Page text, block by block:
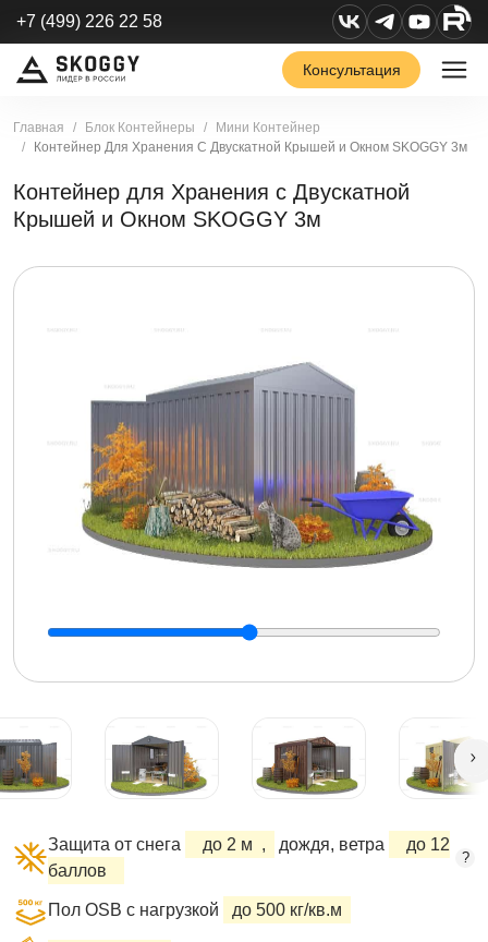
+7 (499) 226 22 58
Консультация
Главная Блок Контейнеры
Мини Контейнер
Контейнер Для Хранения С Двускатной Крышей и Окном SKOGGY 3м
Контейнер для Хранения с Двускатной
Крышей и Окном SKOGGY 3м
Защита от снега до 2 м , дождя, ветра
до 12
баллов
?
Пол OSB с нагрузкой до 500 кг/кв.м